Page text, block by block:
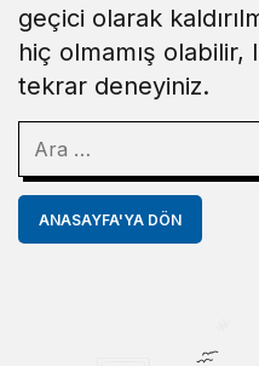
geçici olarak
hiç olmamış olabilir,
tekrar deneyiniz.
ANASAYFA'YA DÖN